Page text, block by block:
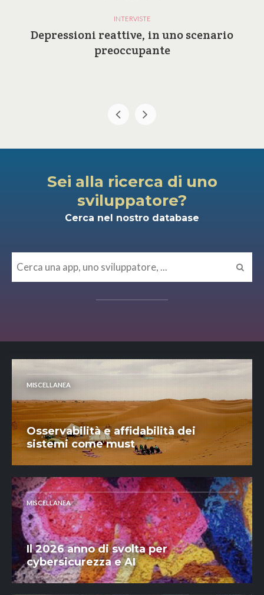
INTERVISTE
Depressioni reattive, in uno scenario
preoccupante
Sei alla ricerca di uno
sviluppatore?
Cerca nel nostro database
MISCELLANEA
Osservabilità e affidabilità dei
sistemi come must
MISCELLANEA
Il 2026 anno di svolta per
cybersicurezza e AI